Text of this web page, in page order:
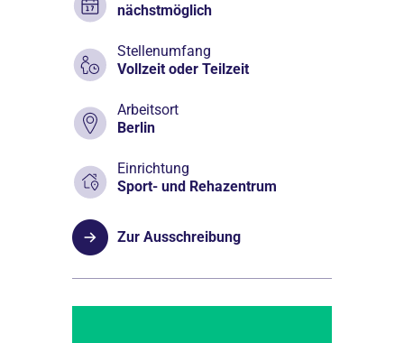
nächstmöglich
Stellenumfang
Vollzeit oder Teilzeit
Arbeitsort
Berlin
Einrichtung
Sport- und Rehazentrum
Zur Ausschreibung